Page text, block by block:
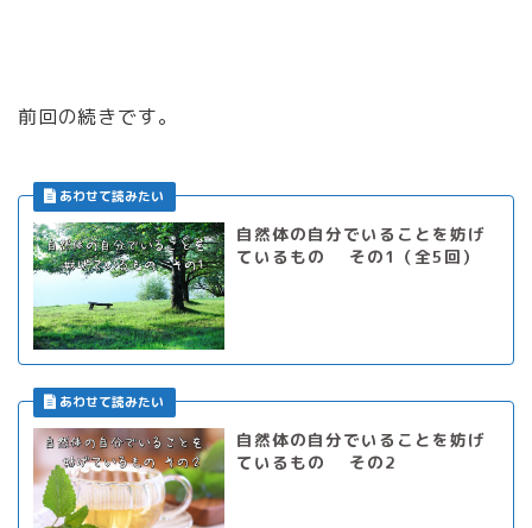
前回の続きです。
自然体の自分でいることを妨げ
ているもの その1（全5回）
自然体の自分でいることを妨げ
ているもの その2